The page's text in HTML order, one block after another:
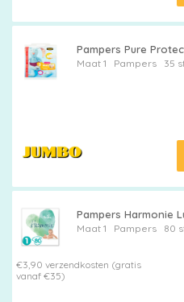
Pampers Pure
Maat 1 Pampers 35
Pampers Harmonie
Maat 1 Pampers 80
€3,90 verzendkosten (gratis
vanaf €35)